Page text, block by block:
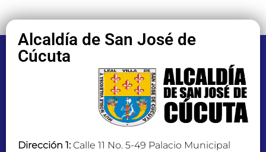
Alcaldía de San José de
Cúcuta
Dirección 1: Calle 11 No. 5-49 Palacio Municipal